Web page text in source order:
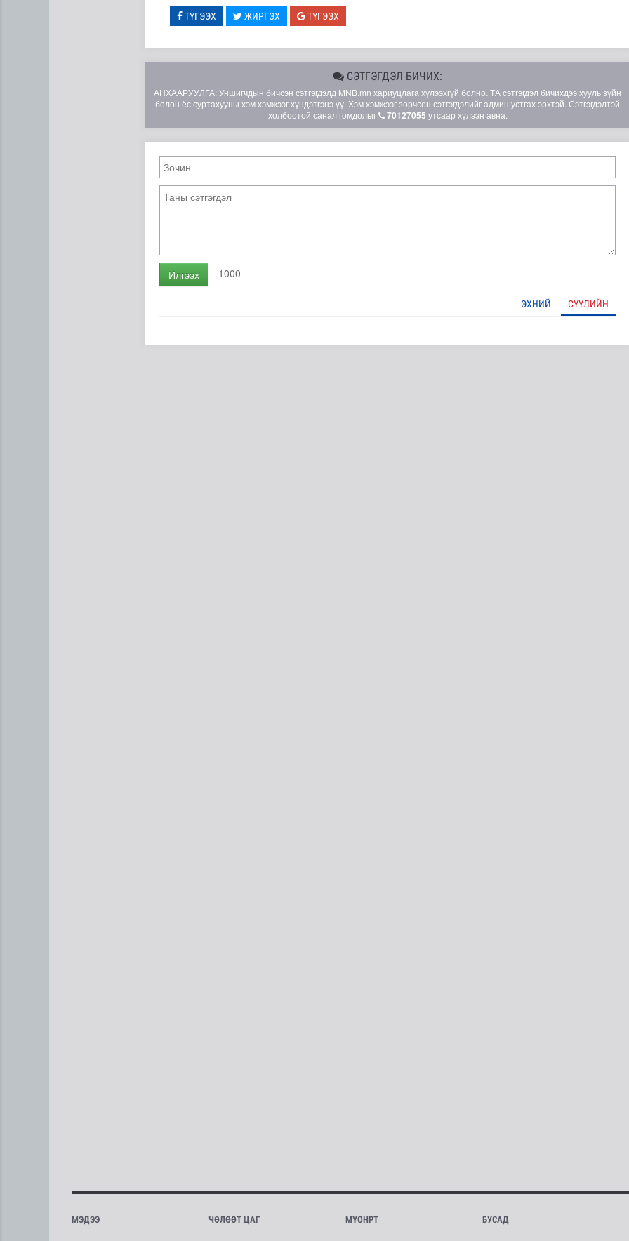
Цэцэрлэгийн цахим бүртгэл маргааш эхэлнэ
ТҮГЭЭХ ЖИРГЭХ ТҮГЭЭХ
СЭТГЭГДЭЛ БИЧИХ:
АНХААРУУЛГА: Уншигчдын бичсэн сэтгэгдэлд MNB.mn хариуцлага хүлээхгүй болно. ТА сэтгэгдэл бичихдээ хууль зүйн
болон ёс суртахууны хэм хэмжээг хүндэтгэнэ үү. Хэм хэмжээг зөрчсөн сэтгэгдэлийг админ устгах эрхтэй. Сэтгэгдэлтэй
холбоотой санал гомдолыг
70127055 утсаар хүлээн авна.
Илгээх 1000
ЭХНИЙ СҮҮЛИЙН
МЭДЭЭ ЧӨЛӨӨТ ЦАГ МҮОНРТ БУСАД